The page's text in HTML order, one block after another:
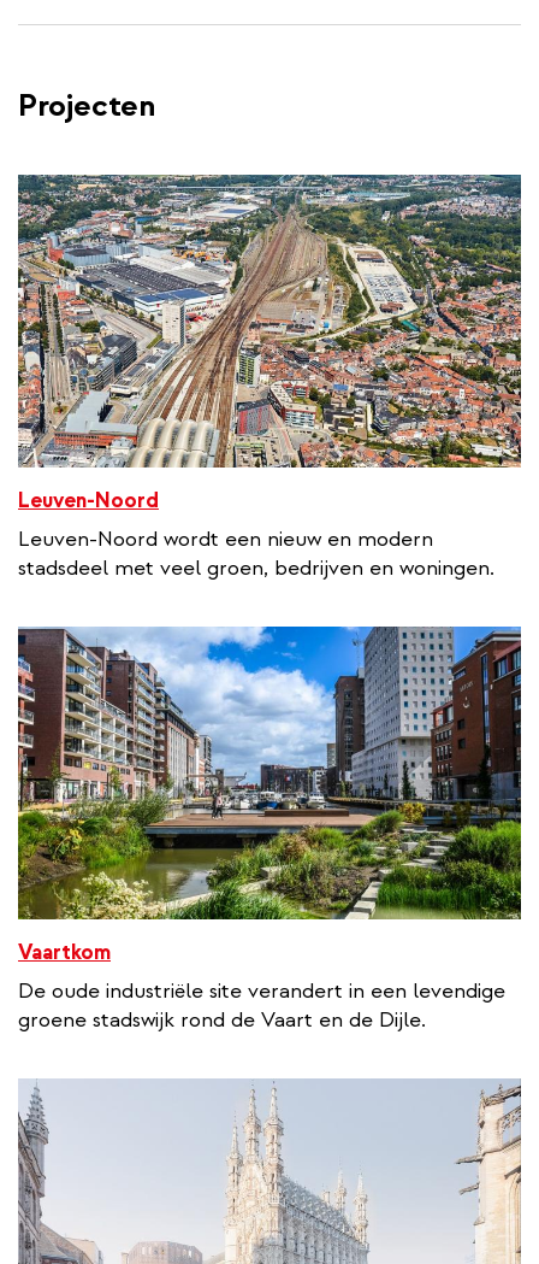
Projecten
Leuven-Noord
Leuven‑Noord wordt een nieuw en modern
stadsdeel met veel groen, bedrijven en woningen.
Vaartkom
De oude industriële site verandert in een levendige
groene stadswijk rond de Vaart en de Dijle.